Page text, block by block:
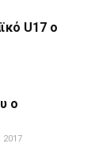
U17 ο
ο
2017